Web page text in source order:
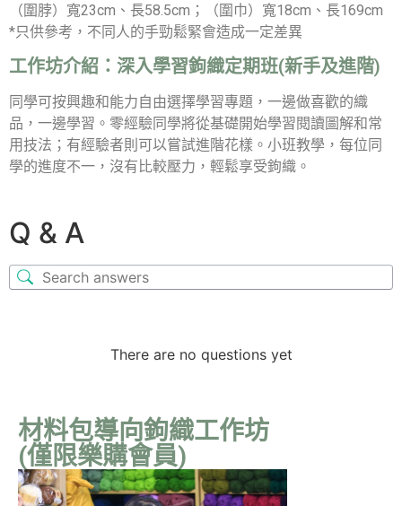
（圍脖）寬23cm、長58.5cm；（圍巾）寬18cm、長169cm
*只供參考，不同人的手勁鬆緊會造成一定差異
工作坊介紹： 深入學習鉤織定期班(新手及進階)
同學可按興趣和能力自由選擇學習專題，一邊做喜歡的織
品，一邊學習。零經驗同學將從基礎開始學習閱讀圖解和常
用技法；有經驗者則可以嘗試進階花樣。小班教學，每位同
學的進度不一，沒有比較壓力，輕鬆享受鉤織。
Q & A
There are no questions yet
材料包導向鉤織工作坊
(僅限樂購會員)